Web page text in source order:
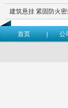
建筑悬挂 紧固防火
首页 公